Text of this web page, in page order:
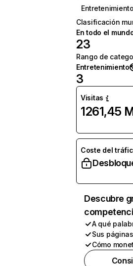
Entretenimiento
Clasificación
En todo el
23
Rango de
Entretenimiento
3
Visitas
1261,45
Coste del
Descubre
A qué
Sus
Cómo